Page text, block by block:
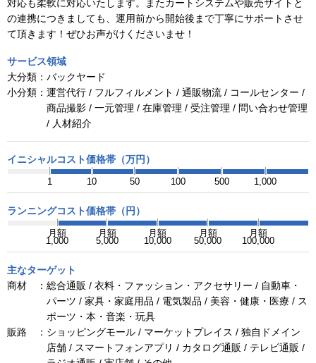
対応も柔軟に対応いたします。またカートシステムや販売サイトと
の連携につきましても、運用前から開始後まで丁寧にサポートさせ
て頂きます！ぜひお声がけくださいませ！
サービス領域
大分類： バックヤード
小分類： 運営代行 / フルフィルメント / 通販物流 / コールセンター /
商品撮影 / 一元管理 / 在庫管理 / 受注管理 / 問い合わせ管理
/ 人材紹介
イニシャルコスト価格帯（万円）
1 10 50 100 500 1,000
ランニングコスト価格帯（円）
月額 月額 月額 月額 月額
1,000 5,000 10,000 50,000 100,000
主なターゲット
商材 ： 総合通販 / 衣料・ファッション・アクセサリー / 自動車・
パーツ / 家具・家庭用品 / 電気製品 / 美容・健康・医療 / ス
ポーツ・本・音楽・玩具
販路 ： ショッピングモール / マーケットプレイス / 独自ドメイン
店舗 / スマートフォンアプリ / カタログ通販 / テレビ通販 /